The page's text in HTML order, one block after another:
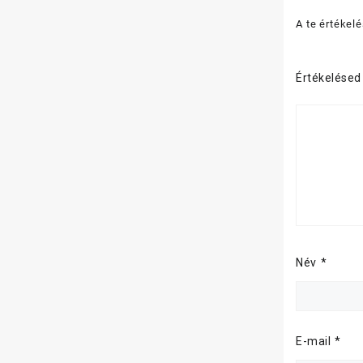
A te
Értékelésed
Név *
E-mail*